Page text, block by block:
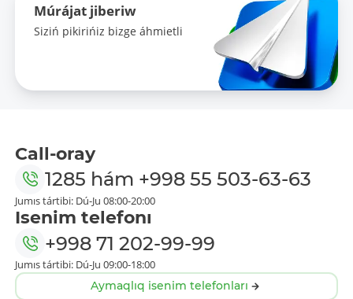
Múrájat jiberiw
Siziń pikirińiz bizge áhmietli
Call-oray
1285 hám +998 55 503-63-63
Jumıs tártibi: Dú-Ju 08:00-20:00
Isenim telefonı
+998 71 202-99-99
Jumıs tártibi: Dú-Ju 09:00-18:00
Aymaqlıq isenim telefonları